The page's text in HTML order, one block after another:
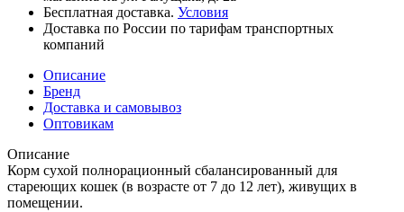
Бесплатная доставка. Условия
Доставка по России по тарифам транспортных
компаний
Описание
Бренд
Доставка и самовывоз
Оптовикам
Описание
Корм сухой полнорационный сбалансированный для
стареющих кошек (в возрасте от 7 до 12 лет), живущих в
помещении.